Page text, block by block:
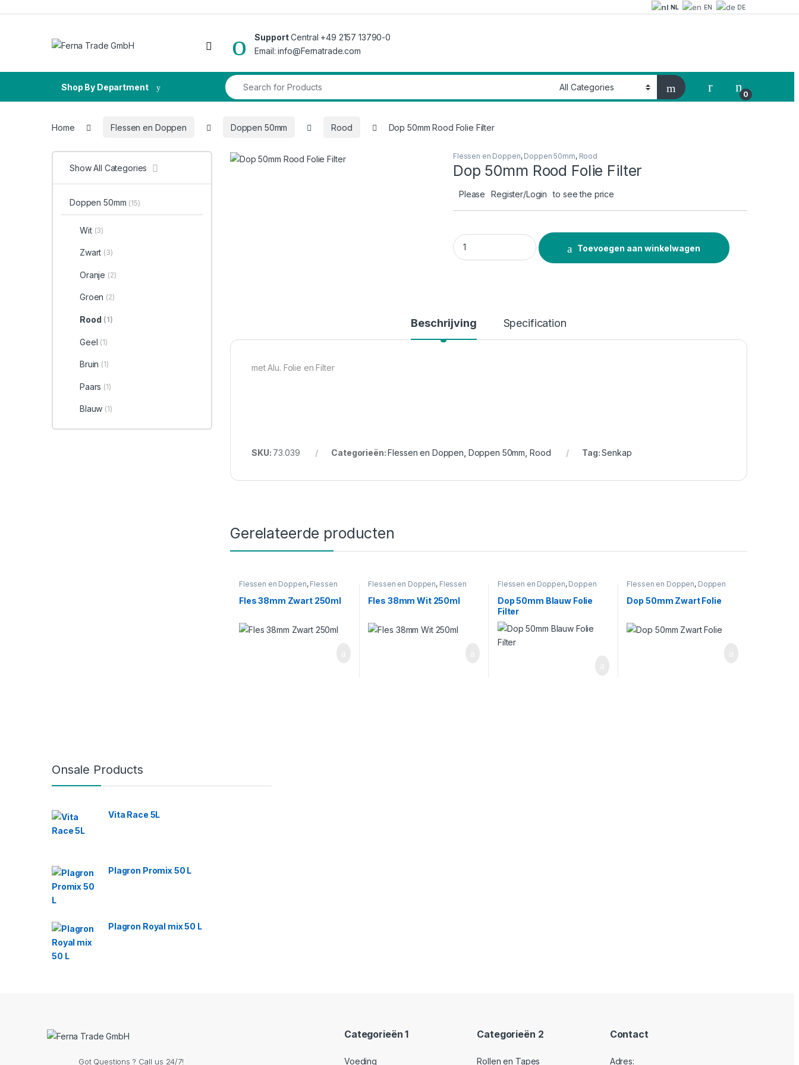
NL EN DE
Open
SupportCentral +49 2157 13790-0
Email: info@Fernatrade.com
Shop By Department
Search for:
My Account
0
Home Flessen en Doppen Doppen 50mm Rood Dop 50mm Rood Folie Filter
Flessen en Doppen, Doppen 50mm, Rood
Dop 50mm Rood Folie Filter
Please Register/Login to see the price
Dop 50mm Rood Folie Filter quantity
Toevoegen aan winkelwagen
Beschrijving Specification
met Alu. Folie en Filter
SKU: 73.039 Categorieën:Flessen en Doppen, Doppen 50mm, Rood Tag:Senkap
Gerelateerde producten
Flessen en Doppen, Flessen
Fles 38mm Zwart 250ml
Flessen en Doppen, Flessen
Fles 38mm Wit 250ml
Flessen en Doppen, Doppen
Dop 50mm Blauw Folie
Filter
Flessen en Doppen, Doppen
Dop 50mm Zwart Folie
Show All Categories
Doppen 50mm (15)
Wit (3)
Zwart (3)
Oranje (2)
Groen (2)
Rood (1)
Geel (1)
Bruin (1)
Paars (1)
Blauw (1)
Onsale Products
Vita Race 5L
Plagron Promix 50 L
Plagron Royal mix 50 L
Got Questions ? Call us 24/7!
Categorieën 1
Voeding
Categorieën 2
Rollen en Tapes
Contact
Adres: